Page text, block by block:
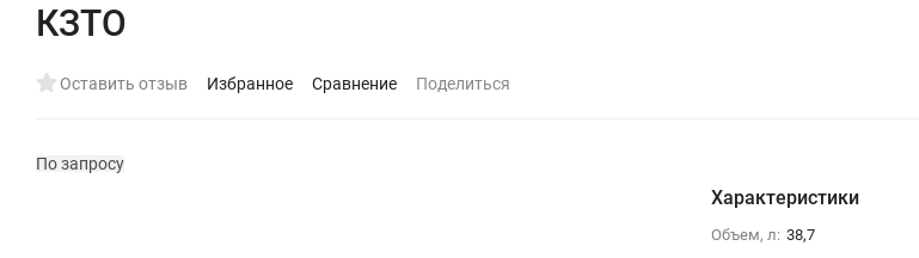
КЗТО
Оставить отзыв Избранное Сравнение Поделиться
По запросу
Характеристики
Объем, л: 38,7